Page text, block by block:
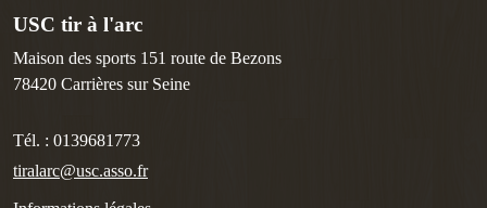
USC tir à l'arc
Maison des sports 151 route de Bezons
78420 Carrières sur Seine
Tél. : 0139681773
tiralarc@usc.asso.fr